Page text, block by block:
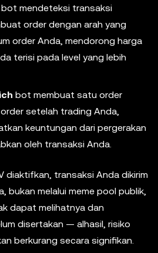
mendeteksi transaksi
order dengan arah yang
order Anda, mendorong harga
terisi pada level yang lebih
bot membuat satu order
setelah trading Anda,
keuntungan dari pergerakan
oleh transaksi Anda.
diaktifkan, transaksi Anda dikirim
bukan melalui meme pool publik,
dapat melihatnya dan
disertakan — alhasil, risiko
berkurang secara signifikan.